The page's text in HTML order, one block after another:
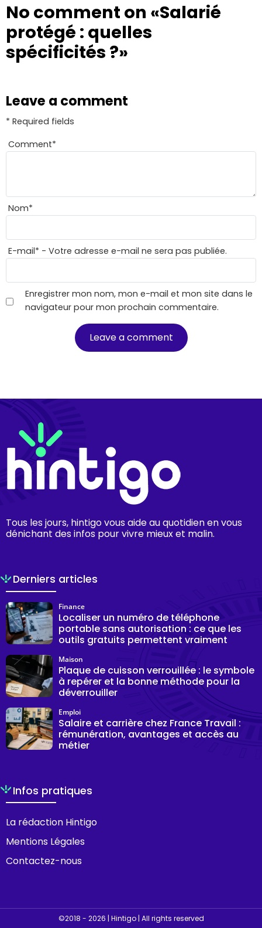
No comment on «Salarié
protégé : quelles
spécificités ?»
Leave a comment
* Required fields
Comment*
Nom*
E-mail* - Votre adresse e-mail ne sera pas publiée.
Enregistrer mon nom, mon e-mail et mon site dans le
navigateur pour mon prochain commentaire.
Tous les jours, hintigo vous aide au quotidien en vous
dénichant des infos pour vivre mieux et malin.
Derniers articles
Localiser un numéro de téléphone
portable sans autorisation : ce que les
outils gratuits permettent vraiment
Finance
Plaque de cuisson verrouillée : le symbole
à repérer et la bonne méthode pour la
déverrouiller
Maison
Salaire et carrière chez France Travail :
rémunération, avantages et accès au
métier
Emploi
Infos pratiques
La rédaction Hintigo
Mentions Légales
Contactez-nous
©2018 - 2026 | Hintigo | All rights reserved